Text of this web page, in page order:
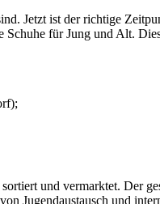
Jetzt ist der richtige
für Jung und Alt.
und vermarktet. Der
und